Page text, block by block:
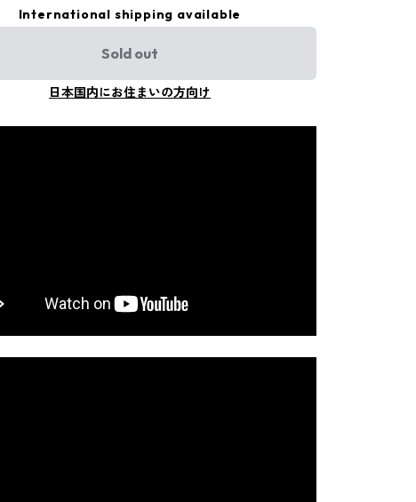
International shipping available
Sold out
日本国内にお住まいの方向け